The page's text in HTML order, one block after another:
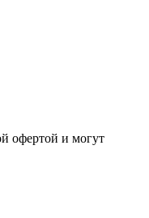
офертой и могут